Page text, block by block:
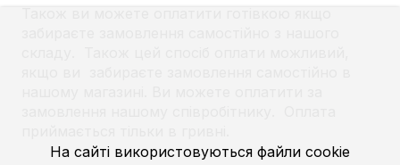
На сайті використовуються файли cookie